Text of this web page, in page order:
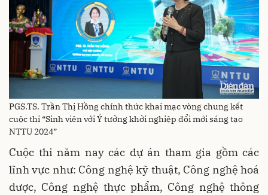
PGS.TS. Trần Thị Hồng chính thức khai mạc vòng chung kết
cuộc thi “Sinh viên với Ý tưởng khởi nghiệp đổi mới sáng tạo
NTTU 2024”
Cuộc thi năm nay các dự án tham gia gồm các
lĩnh vực như: Công nghệ kỹ thuật, Công nghệ hoá
dược, Công nghệ thực phẩm, Công nghệ thông